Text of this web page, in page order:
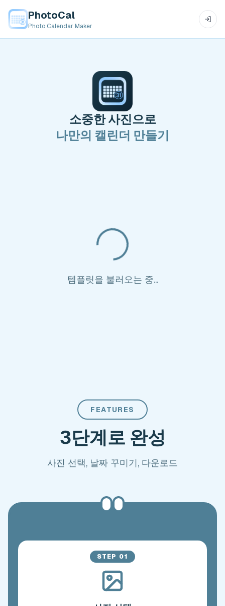
PhotoCal
Photo Calendar Maker
소중한 사진으로
나만의 캘린더 만들기
템플릿을 불러오는 중...
FEATURES
3단계로 완성
사진 선택, 날짜 꾸미기, 다운로드
STEP 01